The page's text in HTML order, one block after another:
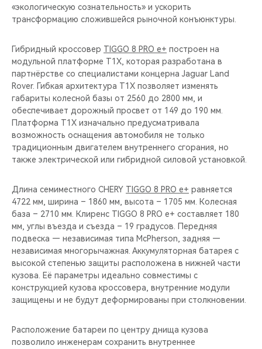
«экологическую сознательность» и ускорить
трансформацию сложившейся рыночной конъюнктуры.
Гибридный кроссовер TIGGO 8 PRO e+ построен на
модульной платформе T1X, которая разработана в
партнёрстве со специалистами концерна Jaguar Land
Rover. Гибкая архитектура T1X позволяет изменять
габариты колесной базы от 2560 до 2800 мм, и
обеспечивает дорожный просвет от 149 до 190 мм.
Платформа T1X изначально предусматривала
возможность оснащения автомобиля не только
традиционным двигателем внутреннего сгорания, но
также электрической или гибридной силовой установкой.
Длина семиместного CHERY TIGGO 8 PRO e+ равняется
4722 мм, ширина – 1860 мм, высота – 1705 мм. Колесная
база – 2710 мм. Клиренс TIGGO 8 PRO e+ составляет 180
мм, углы въезда и съезда – 19 градусов. Передняя
подвеска — независимая типа McPherson, задняя —
независимая многорычажная. Аккумуляторная батарея с
высокой степенью защиты расположена в нижней части
кузова. Её параметры идеально совместимы с
конструкцией кузова кроссовера, внутренние модули
защищены и не будут деформированы при столкновении.
Расположение батареи по центру днища кузова
позволило инженерам сохранить внутреннее